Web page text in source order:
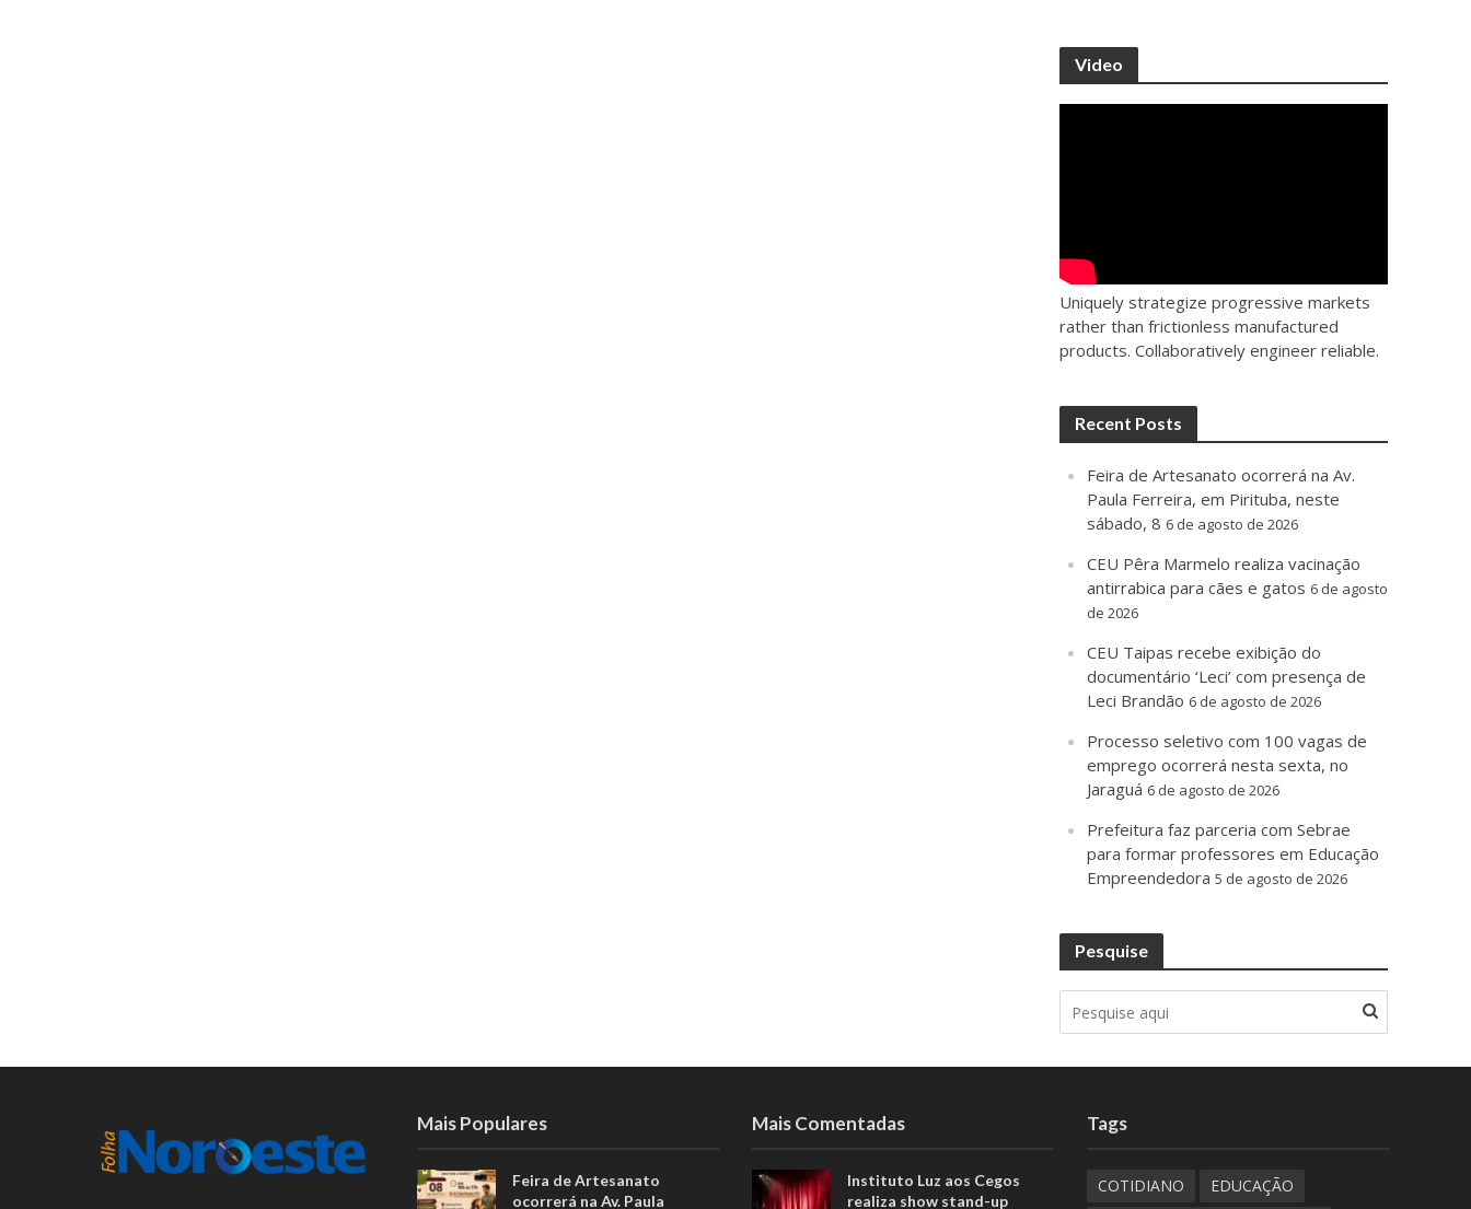
Video
Uniquely strategize progressive markets
rather than frictionless manufactured
products. Collaboratively engineer reliable.
Recent Posts
Feira de Artesanato ocorrerá na Av.
Paula Ferreira, em Pirituba, neste
sábado, 8 6 de agosto de 2026
CEU Pêra Marmelo realiza vacinação
antirrabica para cães e gatos 6 de agosto
de 2026
CEU Taipas recebe exibição do
documentário ‘Leci’ com presença de
Leci Brandão 6 de agosto de 2026
Processo seletivo com 100 vagas de
emprego ocorrerá nesta sexta, no
Jaraguá 6 de agosto de 2026
Prefeitura faz parceria com Sebrae
para formar professores em Educação
Empreendedora 5 de agosto de 2026
Pesquise
Mais Populares
Feira de Artesanato
ocorrerá na Av. Paula
Mais Comentadas
Instituto Luz aos Cegos
realiza show stand-up
Tags
COTIDIANO EDUCAÇÃO